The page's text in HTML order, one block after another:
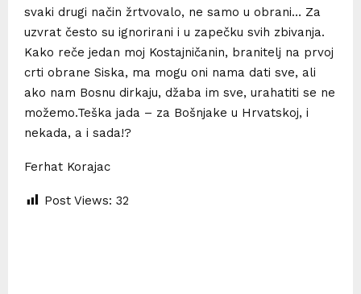
svaki drugi način žrtvovalo, ne samo u obrani… Za
uzvrat često su ignorirani i u zapečku svih zbivanja.
Kako reče jedan moj Kostajničanin, branitelj na prvoj
crti obrane Siska, ma mogu oni nama dati sve, ali
ako nam Bosnu dirkaju, džaba im sve, urahatiti se ne
možemo.Teška jada – za Bošnjake u Hrvatskoj, i
nekada, a i sada!?
Ferhat Korajac
Post Views: 32